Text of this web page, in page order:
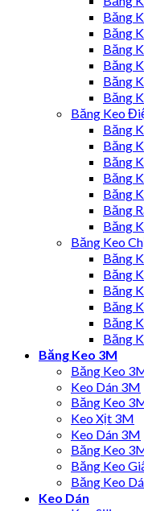
Băng
Băng
Băng
Băng
Băng
Băng
Băng Keo
Băng
Băng
Băng
Băng
Băng
Băng
Băng
Băng Keo
Băng
Băng
Băng
Băng
Băng
Băng
Băng Keo 3M
Băng Keo
Keo Dán 3M
Băng Keo
Keo Xịt 3M
Keo Dán 3M
Băng Keo
Băng Keo
Băng Keo
Keo Dán